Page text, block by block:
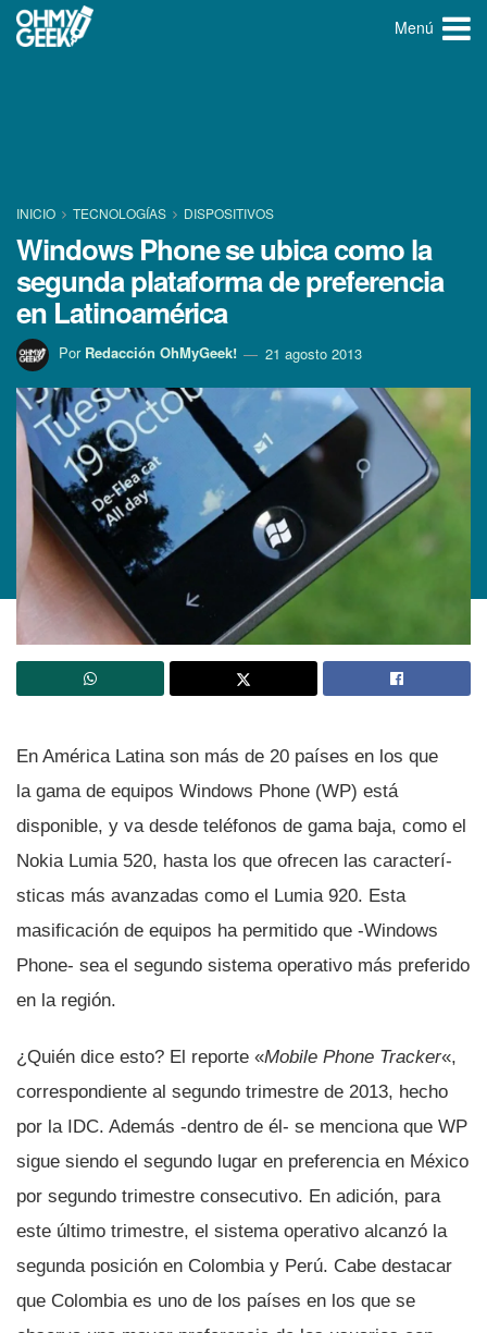
Menú
INICIO TECNOLOGÍ­AS DISPOSITIVOS
Windows Phone se ubica como la
segunda plataforma de preferencia
en Latinoamérica
Por Redacción OhMyGeek! 21 agosto 2013
En América Latina son más de 20 paí­ses en los que
la gama de equipos Windows Phone (WP) está
disponible, y va desde teléfonos de gama baja, como el
Nokia Lumia 520, hasta los que ofrecen las caracterí­
sticas más avanzadas como el Lumia 920. Esta
masificación de equipos ha permitido que -Windows
Phone- sea el segundo sistema operativo más preferido
en la región.
¿Quién dice esto? El reporte «Mobile Phone Tracker«,
correspondiente al segundo trimestre de 2013, hecho
por la IDC. Además -dentro de él- se menciona que WP
sigue siendo el segundo lugar en preferencia en México
por segundo trimestre consecutivo. En adición, para
este último trimestre, el sistema operativo alcanzó la
segunda posición en Colombia y Perú. Cabe destacar
que Colombia es uno de los paí­ses en los que se